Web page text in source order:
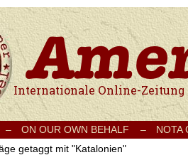
Internationale Onlinezeitung für Frieden,
– ON OUR OWN BEHALF –
NOTA
getaggt mit "Katalonien"